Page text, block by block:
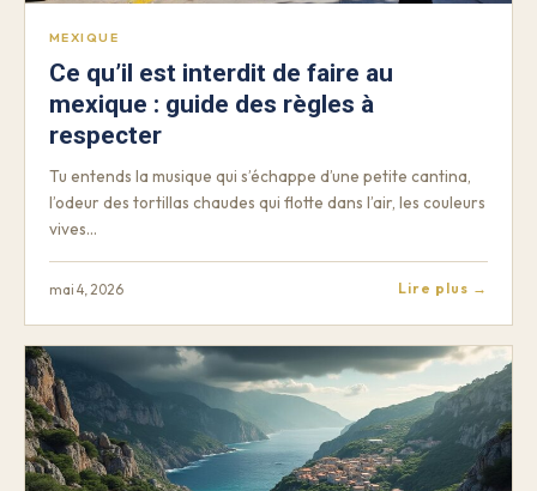
MEXIQUE
Ce qu’il est interdit de faire au
mexique : guide des règles à
respecter
Tu entends la musique qui s’échappe d’une petite cantina,
l’odeur des tortillas chaudes qui flotte dans l’air, les couleurs
vives…
mai 4, 2026 Lire plus →